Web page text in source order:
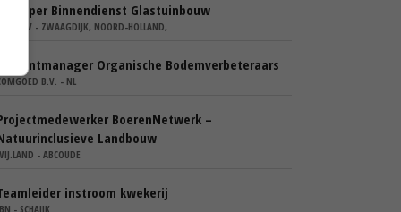
Verkoper Binnendienst Glastuinbouw
KARO BV - ZWAAGDIJK, NOORD-HOLLAND,
Accountmanager Organische Bodemverbeteraars
B.V. - NL
BoerenNetwerk –
Landbouw
- ABCOUDE
instroom kwekerij
- SCHAIJK